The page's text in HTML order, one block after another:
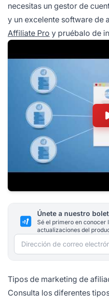
necesitas un gestor de
y un excelente software de
Affiliate Pro y pruébalo de
Únete a nuestro
Sé el primero en conocer
actualizaciones del
Dirección de correo
Tipos de marketing de
Consulta los diferentes